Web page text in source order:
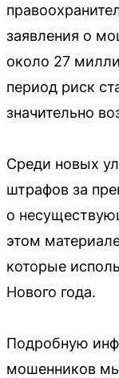
заявления о
около 27
период риск
значительно
Среди новых
штрафов за
о
этом
которые
Нового года.
Подробную
мошенников